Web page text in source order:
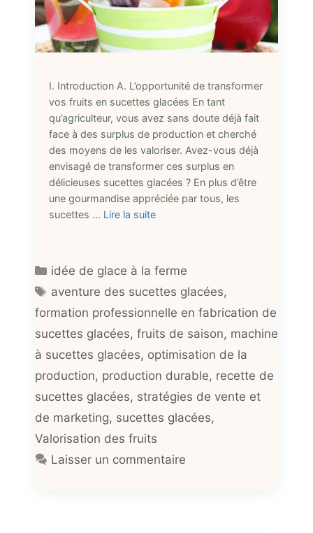
I. Introduction A. L’opportunité de transformer
vos fruits en sucettes glacées En tant
qu’agriculteur, vous avez sans doute déjà fait
face à des surplus de production et cherché
des moyens de les valoriser. Avez-vous déjà
envisagé de transformer ces surplus en
délicieuses sucettes glacées ? En plus d’être
une gourmandise appréciée par tous, les
sucettes … Lire la suite
Catégories
idée de glace à la ferme
Étiquettes
aventure des sucettes glacées,
formation professionnelle en fabrication de
sucettes glacées, fruits de saison, machine
à sucettes glacées, optimisation de la
production, production durable, recette de
sucettes glacées, stratégies de vente et
de marketing, sucettes glacées,
Valorisation des fruits
Laisser un commentaire